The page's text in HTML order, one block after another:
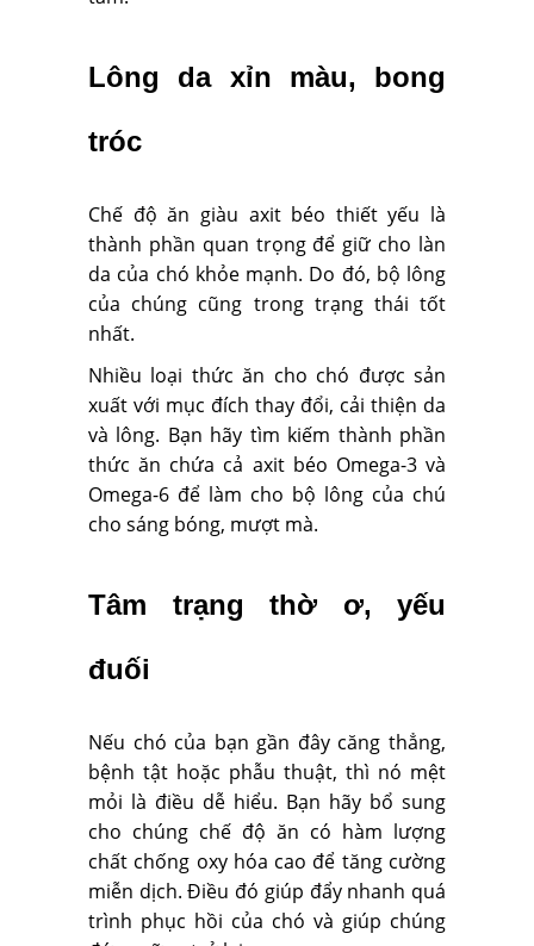
Lông da xỉn màu, bong
tróc
Chế độ ăn giàu axit béo thiết yếu là
thành phần quan trọng để giữ cho làn
da của chó khỏe mạnh. Do đó, bộ lông
của chúng cũng trong trạng thái tốt
nhất.
Nhiều loại thức ăn cho chó được sản
xuất với mục đích thay đổi, cải thiện da
và lông. Bạn hãy tìm kiếm thành phần
thức ăn chứa cả axit béo Omega-3 và
Omega-6 để làm cho bộ lông của chú
cho sáng bóng, mượt mà.
Tâm trạng thờ ơ, yếu
đuối
Nếu chó của bạn gần đây căng thẳng,
bệnh tật hoặc phẫu thuật, thì nó mệt
mỏi là điều dễ hiểu. Bạn hãy bổ sung
cho chúng chế độ ăn có hàm lượng
chất chống oxy hóa cao để tăng cường
miễn dịch. Điều đó giúp đẩy nhanh quá
trình phục hồi của chó và giúp chúng